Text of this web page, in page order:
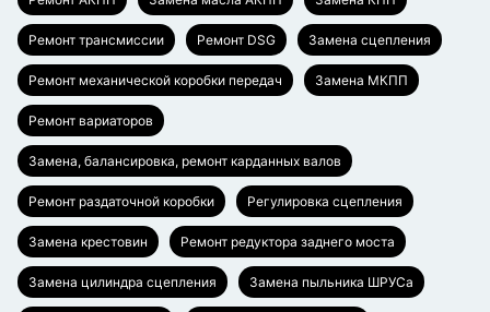
Ремонт трансмиссии Ремонт DSG Замена сцепления
Ремонт механической коробки передач Замена МКПП
Ремонт вариаторов
Замена, балансировка, ремонт карданных валов
Ремонт раздаточной коробки Регулировка сцепления
Замена крестовин Ремонт редуктора заднего моста
Замена цилиндра сцепления Замена пыльника ШРУСа